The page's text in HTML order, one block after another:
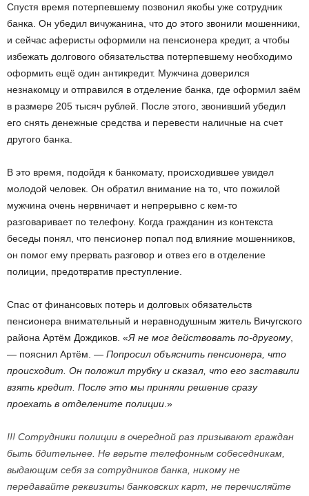
Спустя время потерпевшему позвонил якобы уже сотрудник
банка. Он убедил вичужанина, что до этого звонили мошенники,
и сейчас аферисты оформили на пенсионера кредит, а чтобы
избежать долгового обязательства потерпевшему необходимо
оформить ещё один антикредит. Мужчина доверился
незнакомцу и отправился в отделение банка, где оформил заём
в размере 205 тысяч рублей. После этого, звонивший убедил
его снять денежные средства и перевести наличные на счет
другого банка.
В это время, подойдя к банкомату, происходившее увидел
молодой человек. Он обратил внимание на то, что пожилой
мужчина очень нервничает и непрерывно с кем-то
разговаривает по телефону. Когда гражданин из контекста
беседы понял, что пенсионер попал под влияние мошенников,
он помог ему прервать разговор и отвез его в отделение
полиции, предотвратив преступление.
Спас от финансовых потерь и долговых обязательств
пенсионера внимательный и неравнодушным житель Вичугского
района Артём Дождиков. «Я не мог действовать по-другому,
— пояснил Артём. — Попросил объяснить пенсионера, что
происходит. Он положил трубку и сказал, что его заставили
взять кредит. После это мы приняли решение сразу
проехать в отделените полиции .»
!!! Сотрудники полиции в очередной раз призывают граждан
быть бдительнее. Не верьте телефонным собеседникам,
выдающим себя за сотрудников банка, никому не
передавайте реквизиты банковских карт, не перечисляйте